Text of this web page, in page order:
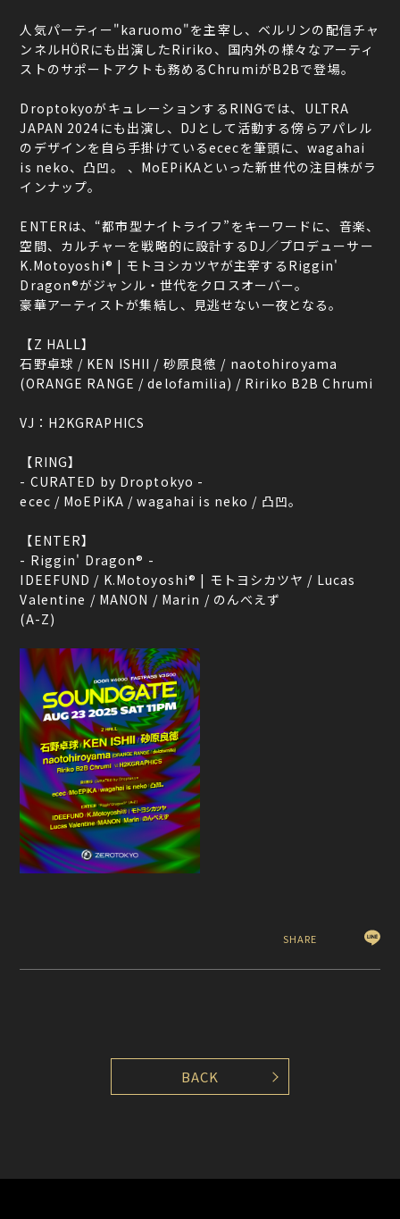
人気パーティー"karuomo"を主宰し、ベルリンの配信チャ
ンネルHÖRにも出演したRiriko、国内外の様々なアーティ
ストのサポートアクトも務めるChrumiがB2Bで登場。
DroptokyoがキュレーションするRINGでは、ULTRA
JAPAN 2024にも出演し、DJとして活動する傍らアパレル
のデザインを自ら手掛けているececを筆頭に、wagahai
is neko、凸凹。 、MoEPiKAといった新世代の注目株がラ
インナップ。
ENTERは、“都市型ナイトライフ”をキーワードに、音楽、
空間、カルチャーを戦略的に設計するDJ／プロデューサー
K.Motoyoshi® | モトヨシカツヤが主宰するRiggin'
Dragon®がジャンル・世代をクロスオーバー。
豪華アーティストが集結し、見逃せない一夜となる。
【Z HALL】
石野卓球 / KEN ISHII / 砂原良徳 / naotohiroyama
(ORANGE RANGE / delofamilia) / Ririko B2B Chrumi
VJ：H2KGRAPHICS
【RING】
- CURATED by Droptokyo -
ecec / MoEPiKA / wagahai is neko / 凸凹。
【ENTER】
- Riggin' Dragon® -
IDEEFUND / K.Motoyoshi® | モトヨシカツヤ / Lucas
Valentine / MANON / Marin / のんべえず
(A-Z)
SHARE
BACK